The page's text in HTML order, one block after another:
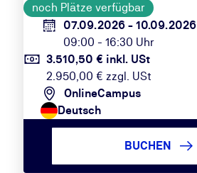
noch Plätze verfügbar
07.09.2026 - 10.09.2026
09:00 - 16:30 Uhr
3.510,50 € inkl. USt
2.950,00 € zzgl. USt
OnlineCampus
Deutsch
BUCHEN